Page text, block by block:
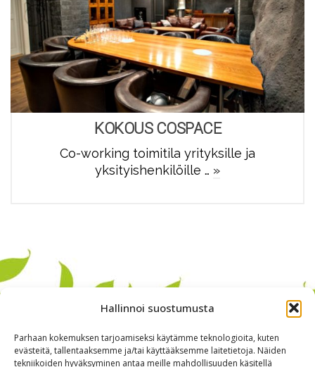
Hallinnoi suostumusta
Parhaan kokemuksen tarjoamiseksi käytämme teknologioita, kuten
evästeitä, tallentaaksemme ja/tai käyttääksemme laitetietoja. Näiden
tekniikoiden hyväksyminen antaa meille mahdollisuuden käsitellä
KOKOUS COSPACE
Co-working toimitila yrityksille ja
yksityishenkilöille … »